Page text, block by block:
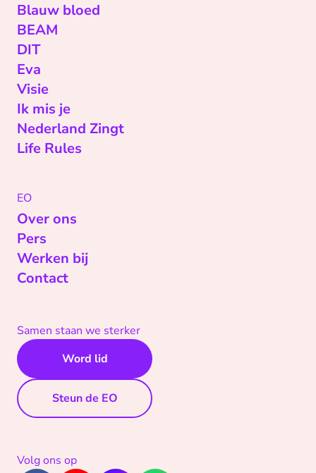
Blauw bloed
BEAM
DIT
Eva
Visie
Ik mis je
Nederland Zingt
Life Rules
EO
Over ons
Pers
Werken bij
Contact
Samen staan we sterker
Word lid
Steun de EO
Volg ons op